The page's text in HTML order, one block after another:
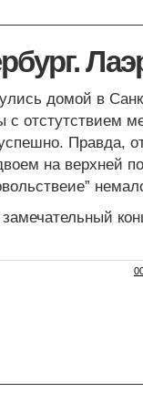
домой в
с отстутствием
Правда,
на верхней